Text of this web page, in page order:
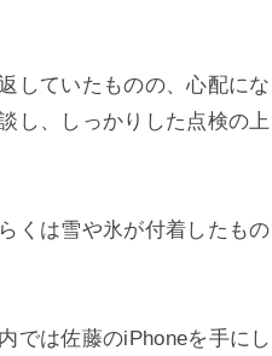
していたものの、心配に
し、しっかりした点検の
くは雪や氷が付着したも
では佐藤のiPhoneを手に